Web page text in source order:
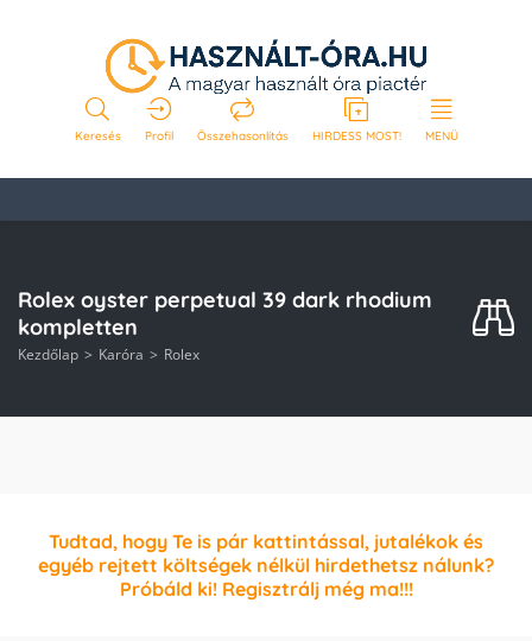
Keresés Profil Összehasonlítás HIRDESS MOST! MENÜ
Rolex oyster perpetual 39 dark rhodium
kompletten
Kezdőlap Karóra Rolex
Tudtad, hogy Te is pár kattintással, jutalékok és
egyéb rejtett költségek nélkül hirdethetsz nálunk?
Próbáld ki! Regisztrálj még ma!!!